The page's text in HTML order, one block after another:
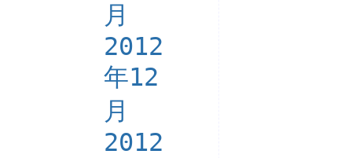
月
2012
年12
月
2012